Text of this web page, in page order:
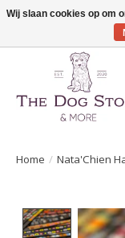
De speciaalzaak in
Home / Nata'Chien
Wij slaan cookies op om